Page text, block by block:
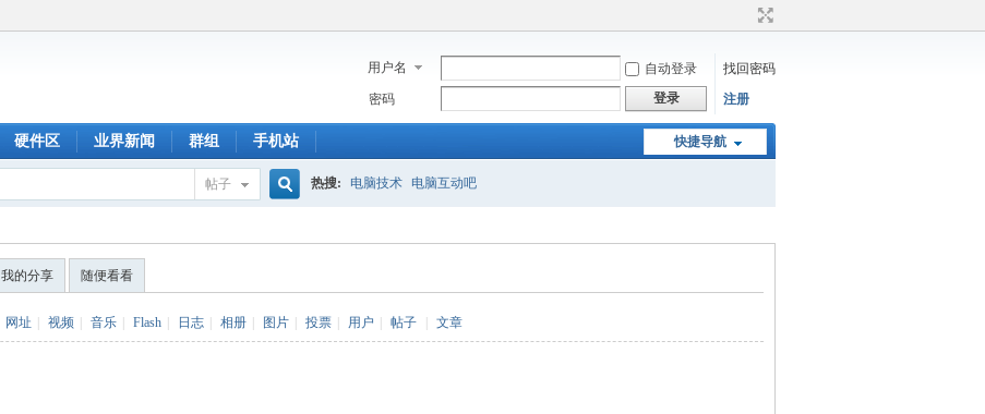
用户名 自动登录
找回密码
密码
登录 注册
快捷导航
硬件区 业界新闻 群组 手机站
帖子 热搜: 电脑技术 电脑互动吧
我的分享 随便看看
网址 视频 音乐 Flash 日志 相册 图片 投票 用户 帖子 文章